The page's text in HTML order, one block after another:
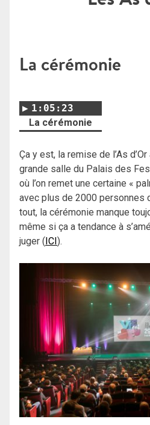
La cérémonie
1:05:23
La cérémonie
Ça y est, la remise de l’As
grande salle du Palais des
où l’on remet une certaine «
avec plus de 2000 personnes
tout, la cérémonie manque
même si ça a tendance à
juger (ICI).